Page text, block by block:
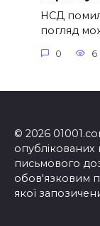
НСД
погляд
0 6
© 2026
опублікованих
письмового
обов'язковим
якої